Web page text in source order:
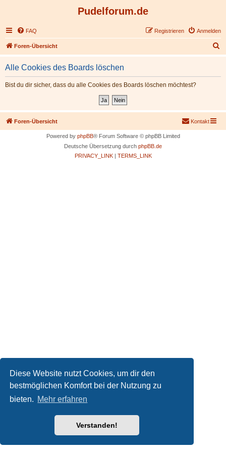
Diese Website nutzt Cookies, um dir den
bestmöglichen Komfort bei der Nutzung zu
bieten. Mehr erfahren
Verstanden!
Pudelforum.de
FAQ Anmelden
Registrieren
Foren-Übersicht
u
Alle Cookies des Boards löschen
Bist du dir sicher, dass du alle Cookies des Boards löschen möchtest?
Foren-Übersicht Kontakt
Powered by phpBB® Forum Software © phpBB Limited
Deutsche Übersetzung durch phpBB.de
PRIVACY_LINK| TERMS_LINK